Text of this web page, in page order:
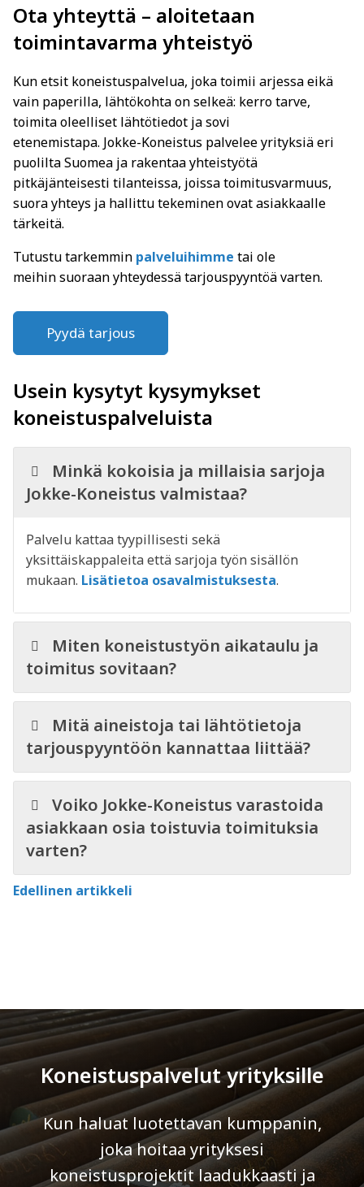
Ota yhteyttä – aloitetaan
toimintavarma yhteistyö
Kun etsit koneistuspalvelua, joka toimii arjessa eikä
vain paperilla, lähtökohta on selkeä: kerro tarve,
toimita oleelliset lähtötiedot ja sovi
etenemistapa. Jokke-Koneistus palvelee yrityksiä eri
puolilta Suomea ja rakentaa yhteistyötä
pitkäjänteisesti tilanteissa, joissa toimitusvarmuus,
suora yhteys ja hallittu tekeminen ovat asiakkaalle
tärkeitä.
Tutustu tarkemmin palveluihimme tai ole
meihin suoraan yhteydessä tarjouspyyntöä varten.
Pyydä tarjous
Usein kysytyt kysymykset
koneistuspalveluista
Minkä kokoisia ja millaisia sarjoja
Jokke-Koneistus valmistaa?
Palvelu kattaa tyypillisesti sekä
yksittäiskappaleita että sarjoja työn sisällön
mukaan. Lisätietoa osavalmistuksesta.
Miten koneistustyön aikataulu ja
toimitus sovitaan?
Mitä aineistoja tai lähtötietoja
tarjouspyyntöön kannattaa liittää?
Voiko Jokke-Koneistus varastoida
asiakkaan osia toistuvia toimituksia
varten?
Edellinen artikkeli
Koneistuspalvelut yrityksille
Kun haluat luotettavan kumppanin,
joka hoitaa yrityksesi
koneistusprojektit laadukkaasti ja